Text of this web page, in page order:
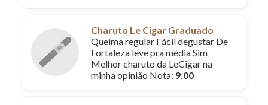
Charuto Le Cigar Graduado
Queima regular Fácil degustar De
Fortaleza leve pra média Sim
Melhor charuto da LeCigar na
minha opinião Nota: 9.00